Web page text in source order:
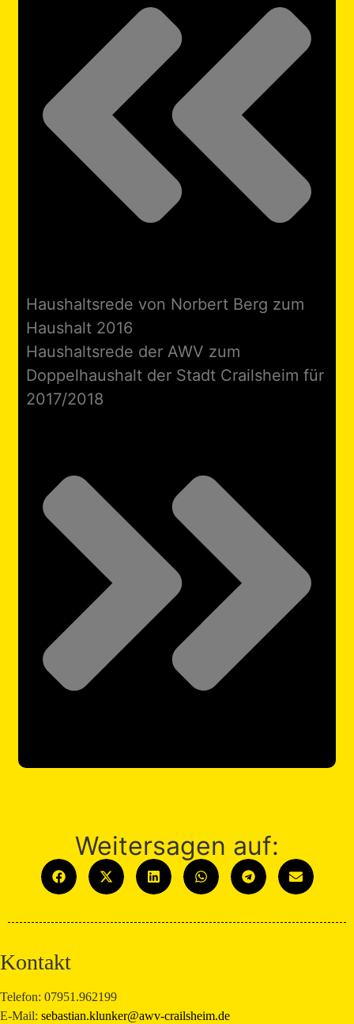
Haushaltsrede von Norbert Berg zum
Haushalt 2016
Haushaltsrede der AWV zum
Doppelhaushalt der Stadt Crailsheim für
2017/2018
Weitersagen auf:
Kontakt
Telefon: 07951.962199
E-Mail: sebastian.klunker@awv-crailsheim.de